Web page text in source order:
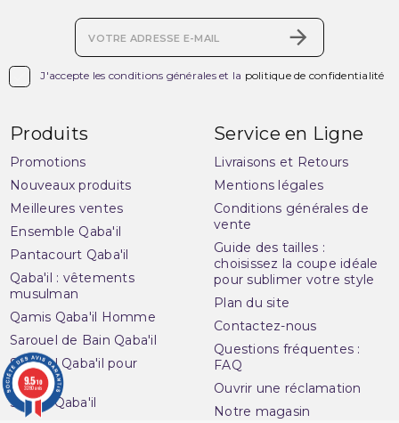
J'accepte les conditions générales et la politique de confidentialité
Produits
Promotions
Nouveaux produits
Meilleures ventes
Ensemble Qaba'il
Pantacourt Qaba'il
Qaba'il : vêtements
musulman
Qamis Qaba'il Homme
Sarouel de Bain Qaba'il
Sarouel Qaba'il pour
homme
Sweat Qaba'il
Service en Ligne
Livraisons et Retours
Mentions légales
Conditions générales de
vente
Guide des tailles :
choisissez la coupe idéale
pour sublimer votre style
Plan du site
Contactez-nous
Questions fréquentes :
FAQ
Ouvrir une réclamation
Notre magasin
9.5/10
3280 avis